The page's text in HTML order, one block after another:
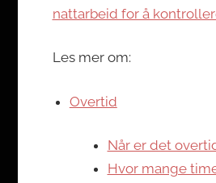
nattarbeid for å
Les mer om:
Overtid
Når er det
Hvor mange